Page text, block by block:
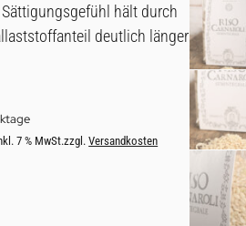
hält durch
deutlich länger
7 % MwSt.zzgl.Versandkosten